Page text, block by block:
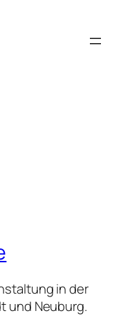
in der
und Neuburg.